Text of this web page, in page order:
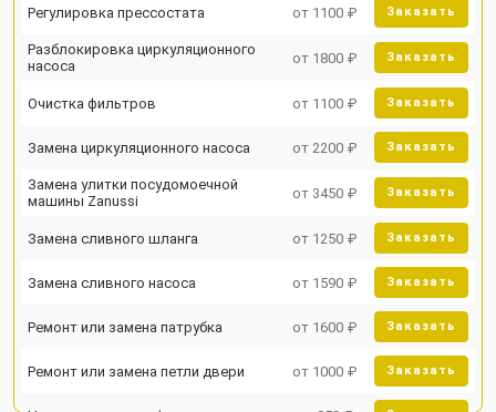
Регулировка прессостата от 1100 ₽ Заказать
Разблокировка циркуляционного
насоса
от 1800 ₽ Заказать
Очистка фильтров от 1100 ₽ Заказать
Замена циркуляционного насоса от 2200 ₽ Заказать
Замена улитки посудомоечной
машины Zanussi
от 3450 ₽ Заказать
Замена сливного шланга от 1250 ₽ Заказать
Замена сливного насоса от 1590 ₽ Заказать
Ремонт или замена патрубка от 1600 ₽ Заказать
Ремонт или замена петли двери от 1000 ₽ Заказать